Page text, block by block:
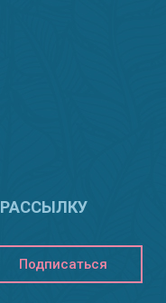
Подписаться